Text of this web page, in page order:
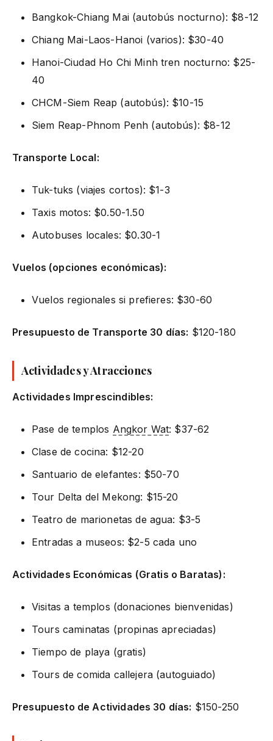
Bangkok-Chiang Mai (autobús nocturno): $8-12
Chiang Mai-Laos-Hanoi (varios): $30-40
Hanoi-Ciudad Ho Chi Minh tren nocturno: $25-
40
CHCM-Siem Reap (autobús): $10-15
Siem Reap-Phnom Penh (autobús): $8-12
Transporte Local:
Tuk-tuks (viajes cortos): $1-3
Taxis motos: $0.50-1.50
Autobuses locales: $0.30-1
Vuelos (opciones económicas):
Vuelos regionales si prefieres: $30-60
Presupuesto de Transporte 30 días: $120-180
Actividades y Atracciones
Actividades Imprescindibles:
Pase de templos Angkor Wat: $37-62
Clase de cocina: $12-20
Santuario de elefantes: $50-70
Tour Delta del Mekong: $15-20
Teatro de marionetas de agua: $3-5
Entradas a museos: $2-5 cada uno
Actividades Económicas (Gratis o Baratas):
Visitas a templos (donaciones bienvenidas)
Tours caminatas (propinas apreciadas)
Tiempo de playa (gratis)
Tours de comida callejera (autoguiado)
Presupuesto de Actividades 30 días: $150-250